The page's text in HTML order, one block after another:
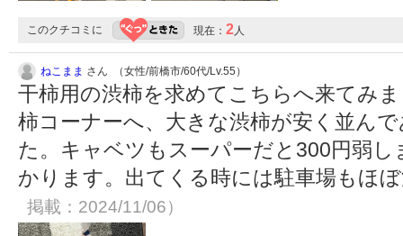
このクチコミに 現在： 2人
ねこまま さん （女性/前橋市/60代/Lv.55）
干柿用の渋柿を求めてこちらへ来てみ
柿コーナーへ、大きな渋柿が安く並ん
た。キャベツもスーパーだと300円弱
かります。出てくる時には駐車場もほ
掲載：2024/11/06）